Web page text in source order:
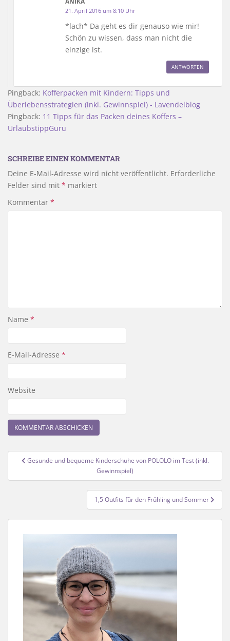
21. April 2016 um 8:10 Uhr
*lach* Da geht es dir genauso wie mir!
Schön zu wissen, dass man nicht die
einzige ist.
ANTWORTEN
Pingback: Kofferpacken mit Kindern: Tipps und
Überlebensstrategien (inkl. Gewinnspiel) - Lavendelblog
Pingback: 11 Tipps für das Packen deines Koffers –
UrlaubstippGuru
SCHREIBE EINEN KOMMENTAR
Deine E-Mail-Adresse wird nicht veröffentlicht. Erforderliche
Felder sind mit * markiert
Kommentar *
Name *
E-Mail-Adresse *
Website
Beitragsnavigation
Gesunde und bequeme Kinderschuhe von POLOLO im Test (inkl.
Gewinnspiel)
1,5 Outfits für den Frühling und Sommer